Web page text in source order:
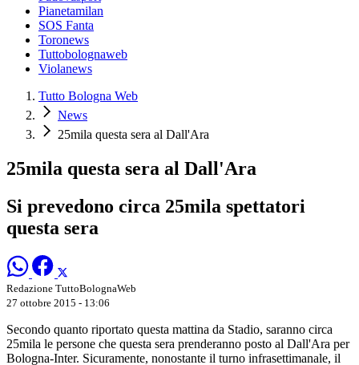
Pianetamilan
SOS Fanta
Toronews
Tuttobolognaweb
Violanews
Tutto Bologna Web
News
25mila questa sera al Dall'Ara
25mila questa sera al Dall'Ara
Si prevedono circa 25mila spettatori
questa sera
Redazione TuttoBolognaWeb
27 ottobre 2015 - 13:06
Secondo quanto riportato questa mattina da Stadio, saranno circa
25mila le persone che questa sera prenderanno posto al Dall'Ara per
Bologna-Inter. Sicuramente, nonostante il turno infrasettimanale, il